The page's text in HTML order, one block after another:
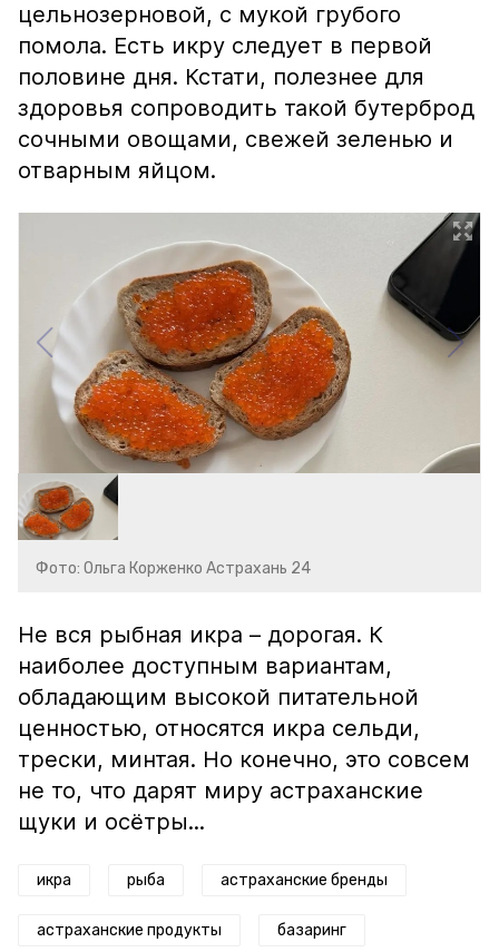
цельнозерновой, с мукой грубого
помола. Есть икру следует в первой
половине дня. Кстати, полезнее для
здоровья сопроводить такой бутерброд
сочными овощами, свежей зеленью и
отварным яйцом.
Фото: Ольга Корженко Астрахань 24
Не вся рыбная икра – дорогая. К
наиболее доступным вариантам,
обладающим высокой питательной
ценностью, относятся икра сельди,
трески, минтая. Но конечно, это совсем
не то, что дарят миру астраханские
щуки и осётры...
икра рыба астраханские бренды
астраханские продукты базаринг